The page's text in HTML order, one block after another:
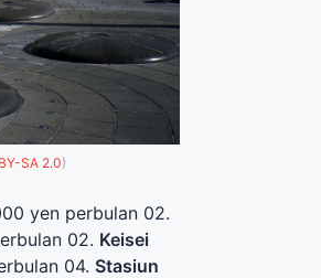
SA 2.0)
yen perbulan 02.
02. Keisei
04. Stasiun